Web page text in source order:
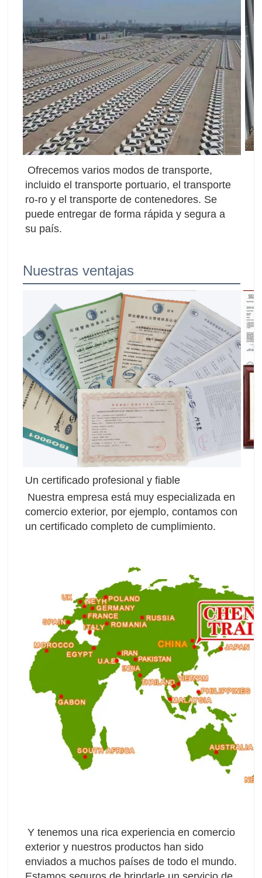
Ofrecemos varios modos de transporte,
incluido el transporte portuario, el transporte
ro-ro y el transporte de contenedores. Se
puede entregar de forma rápida y segura a
su país.
Nuestras ventajas
Un certificado profesional y fiable
Nuestra empresa está muy especializada en
comercio exterior, por ejemplo, contamos con
un certificado completo de cumplimiento.
Y tenemos una rica experiencia en comercio
exterior y nuestros productos han sido
enviados a muchos países de todo el mundo.